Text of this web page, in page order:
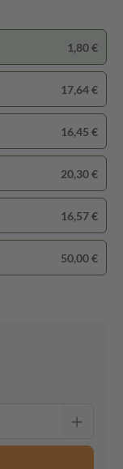
17,64 €
16,45 €
20,30 €
16,57 €
50,00 €
1,80 €